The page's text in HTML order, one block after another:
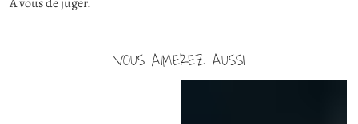
VOUS AIMEREZ AUSSI